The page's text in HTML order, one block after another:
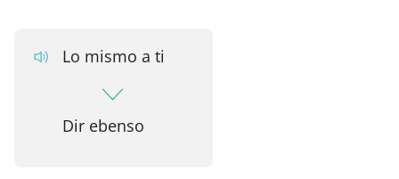
Lo mismo a ti
Dir ebenso